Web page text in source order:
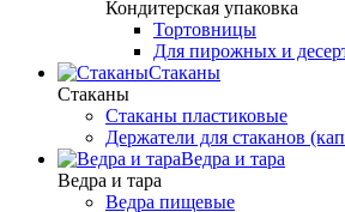
Кондитерская упаковка
Тортовницы
Для пирожных и
Стаканы
Стаканы
Стаканы пластиковые
Держатели для стаканов
Ведра и тара
Ведра и тара
Ведра пищевые